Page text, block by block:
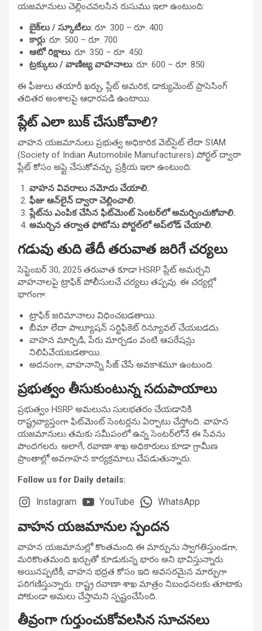
యజమానులు చెల్లించవలసిన రుసుము ఇలా ఉంటుంది:
బైక్‌లు / స్కూటీలు: రూ. 300 – రూ. 400
కార్లు: రూ. 500 – రూ. 700
ఆటో రిక్షాలు: రూ. 350 – రూ. 450
ట్రక్కులు / వాణిజ్య వాహనాలు: రూ. 600 – రూ. 850
ఈ ఫీజులు తయారీ ఖర్చు, ప్లేట్ అమరిక, డాక్యుమెంట్ ప్రాసెసింగ్
తదితర అంశాలపై ఆధారపడి ఉంటాయి.
ప్లేట్ ఎలా బుక్ చేసుకోవాలి?
వాహన యజమానులు ప్రభుత్వ అధికారిక వెబ్‌సైట్ లేదా SIAM
(Society of Indian Automobile Manufacturers) పోర్టల్ ద్వారా
ప్లేట్ కోసం అప్లై చేసుకోవచ్చు. ప్రక్రియ ఇలా ఉంటుంది:
వాహన వివరాలు నమోదు చేయాలి.
ఫీజు ఆన్‌లైన్ ద్వారా చెల్లించాలి.
ప్లేట్‌ను ఎంపిక చేసిన ఫిట్‌మెంట్ సెంటర్‌లో అమర్చించుకోవాలి.
అమర్చిన తర్వాత ఫోటోను పోర్టల్‌లో అప్‌లోడ్ చేయాలి.
గడువు తుది తేదీ తరువాత జరిగే చర్యలు
సెప్టెంబర్ 30, 2025 తరువాత కూడా HSRP ప్లేట్ అమర్చని
వాహనాలపై ట్రాఫిక్ పోలీసులచే చర్యలు తప్పవు. ఈ చర్యల్లో
భాగంగా:
ట్రాఫిక్ జరిమానాలు విధించబడతాయి.
బీమా లేదా పాల్యూషన్ సర్టిఫికెట్ రిన్యూవల్ చేయబడదు.
వాహన మార్పిడి, పేరు మార్చడం వంటి ఆపరేషన్లు
నిలిపివేయబడతాయి.
అదనంగా, వాహనాన్ని సీజ్ చేసే అవకాశమూ ఉంటుంది.
ప్రభుత్వం తీసుకుంటున్న సదుపాయాలు
ప్రభుత్వం HSRP అమలును సులభతరం చేయడానికి
రాష్ట్రవ్యాప్తంగా ఫిట్‌మెంట్ సెంటర్లను ఏర్పాటు చేస్తోంది. వాహన
యజమానులు తమకు సమీపంలో ఉన్న సెంటర్‌లోనే ఈ సేవను
పొందగలరు. అలాగే, రవాణా శాఖ అధికారులు కూడా గ్రామీణ
ప్రాంతాల్లో అవగాహన కార్యక్రమాలు చేపడుతున్నారు.
Follow us for Daily details:
Instagram YouTube WhatsApp
వాహన యజమానుల స్పందన
వాహన యజమానుల్లో కొంతమంది ఈ మార్పును స్వాగతిస్తుండగా,
మరికొంతమంది ఖర్చుతో కూడుకున్న భారం అని భావిస్తున్నారు.
అయినప్పటికీ, వాహన భద్రత కోసం ఇది అవసరమైన మార్పుగా
పరిగణిస్తున్నారు. రాష్ట్ర రవాణా శాఖ మాత్రం నిబంధనలకు తూటాకు
పోకుండా అమలు చేస్తామని స్పష్టంచేసింది.
తీవ్రంగా గుర్తుంచుకోవలసిన సూచనలు